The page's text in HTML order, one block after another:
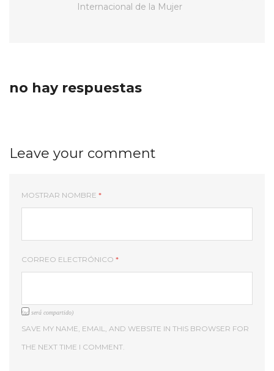
Internacional de la Mujer
no hay respuestas
Leave your comment
MOSTRAR NOMBRE *
CORREO ELECTRÓNICO *
(no será compartido)
SAVE MY NAME, EMAIL, AND WEBSITE IN THIS BROWSER FOR
THE NEXT TIME I COMMENT.